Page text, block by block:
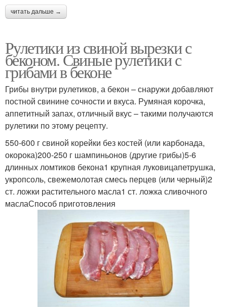
читать дальше →
Рулетики из свиной вырезки с
беконом. Свиные рулетики с
грибами в беконе
Грибы внутри рулетиков, а бекон – снаружи добавляют
постной свинине сочности и вкуса. Румяная корочка,
аппетитный запах, отличный вкус – такими получаются
рулетики по этому рецепту.
550-600 г свиной корейки без костей (или карбонада,
окорока)200-250 г шампиньонов (другие грибы)5-6
длинных ломтиков бекона1 крупная луковицапетрушка,
укропсоль, свежемолотая смесь перцев (или черный)2
ст. ложки растительного масла1 ст. ложка сливочного
маслаСпособ приготовления